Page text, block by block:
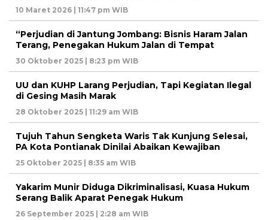
10 Maret 2026 | 11:47 pm WIB
“Perjudian di Jantung Jombang: Bisnis Haram Jalan
Terang, Penegakan Hukum Jalan di Tempat
30 Oktober 2025 | 8:23 pm WIB
UU dan KUHP Larang Perjudian, Tapi Kegiatan Ilegal
di Gesing Masih Marak
28 Oktober 2025 | 11:29 am WIB
Tujuh Tahun Sengketa Waris Tak Kunjung Selesai,
PA Kota Pontianak Dinilai Abaikan Kewajiban
25 Oktober 2025 | 8:35 am WIB
Yakarim Munir Diduga Dikriminalisasi, Kuasa Hukum
Serang Balik Aparat Penegak Hukum
26 September 2025 | 2:28 am WIB